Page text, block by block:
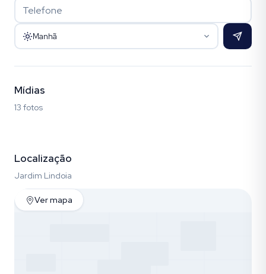
Manhã
Mídias
13 fotos
Localização
Jardim Lindoia
Ver mapa